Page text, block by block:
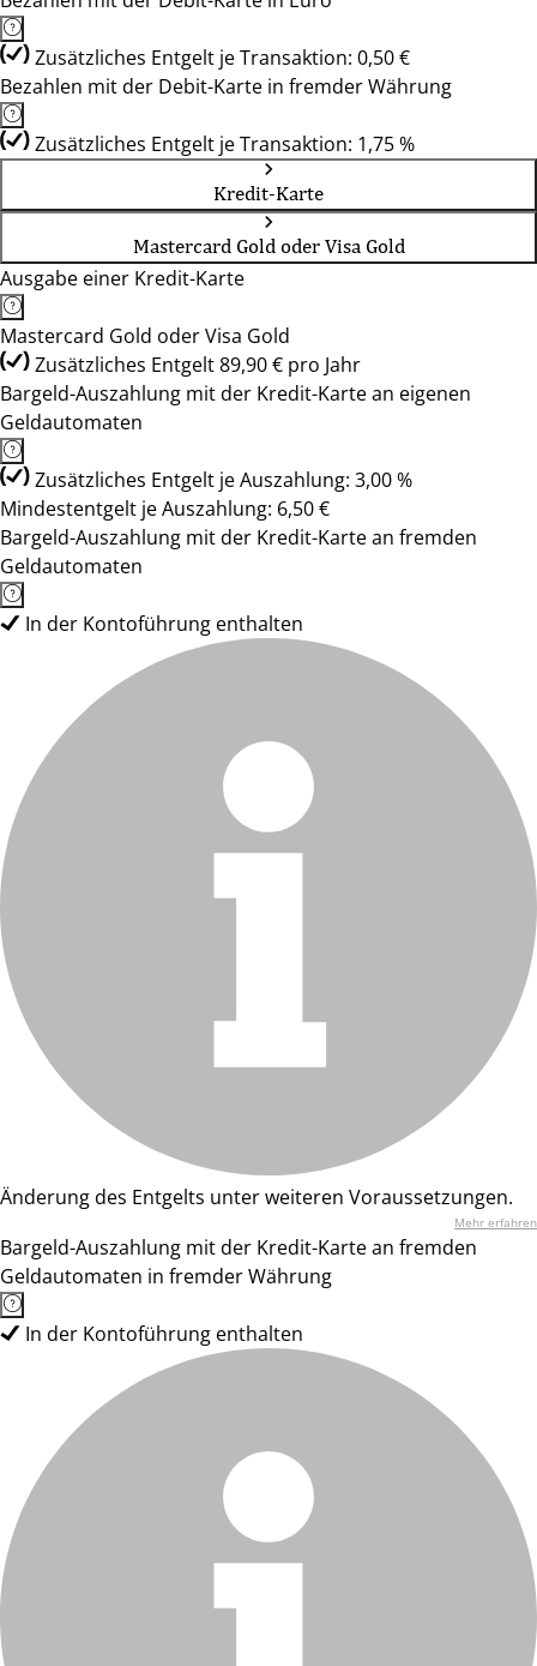
Zusätzliches Entgelt je Transaktion: 0,50 €
Bezahlen mit der Debit-Karte in fremder Währung
Zusätzliches Entgelt je Transaktion: 1,75 %
Kredit-Karte
Mastercard Gold oder Visa Gold
Ausgabe einer Kredit-Karte
Mastercard Gold oder Visa Gold
Zusätzliches Entgelt 89,90 € pro Jahr
Bargeld-Auszahlung mit der Kredit-Karte an eigenen
Geldautomaten
Zusätzliches Entgelt je Auszahlung: 3,00 %
Mindestentgelt je Auszahlung: 6,50 €
Bargeld-Auszahlung mit der Kredit-Karte an fremden
Geldautomaten
In der Kontoführung enthalten
Änderung des Entgelts unter weiteren Voraussetzungen.
Mehr erfahren
Bargeld-Auszahlung mit der Kredit-Karte an fremden
Geldautomaten in fremder Währung
In der Kontoführung enthalten